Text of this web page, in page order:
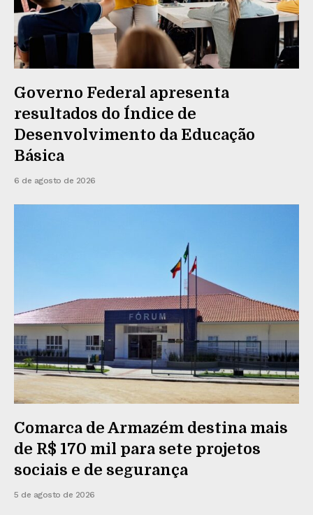
Governo Federal apresenta
resultados do Índice de
Desenvolvimento da Educação
Básica
6 de agosto de 2026
Comarca de Armazém destina mais
de R$ 170 mil para sete projetos
sociais e de segurança
5 de agosto de 2026